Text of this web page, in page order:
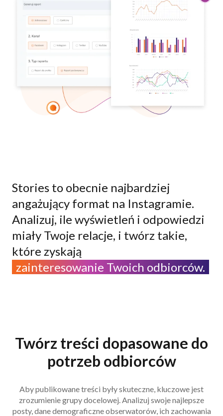
Stories to obecnie najbardziej
angażujący format na Instagramie.
Analizuj, ile wyświetleń i odpowiedzi
miały Twoje relacje, i twórz takie,
które zyskają
zainteresowanie Twoich odbiorców.
Twórz treści dopasowane do
potrzeb odbiorców
Aby publikowane treści były skuteczne, kluczowe jest
zrozumienie grupy docelowej. Analizuj swoje najlepsze
posty, dane demograficzne obserwatorów, ich zachowania